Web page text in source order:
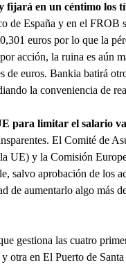
fijará en un céntimo los
de España y en el FROB
euros por lo que la
acción, la ruina es aún
de euros. Bankia batirá
la conveniencia de
para limitar el salario
El Comité de
la UE) y la Comisión
salvo aprobación de los
de aumentarlo algo más
gestiona las cuatro
otra en El Puerto de